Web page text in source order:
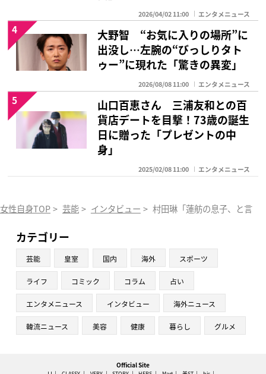
2026/04/02 11:00 エンタメニュース
大野智 “お気に入りの場所”に
出没し…左腕の“びっしりタト
ゥー”に現れた「驚きの異変」
2026/08/08 11:00 エンタメニュース
4
山口百恵さん 三浦友和との百
貨店デートを目撃！73歳の誕生
日に贈った「プレゼントの中
身」
2025/02/08 11:00 エンタメニュース
5
女性自身TOP > 芸能 > インタビュー > 村田琳「蓮舫の息子、と言わ
カテゴリー
芸能 皇室 国内 海外 スポーツ
ライフ コミック コラム 占い
エンタメニュース インタビュー 海外ニュース
韓流ニュース 美容 健康 暮らし グルメ
Official Site